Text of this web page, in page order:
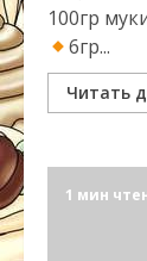
100гр
6гр...
Читать
1 мин